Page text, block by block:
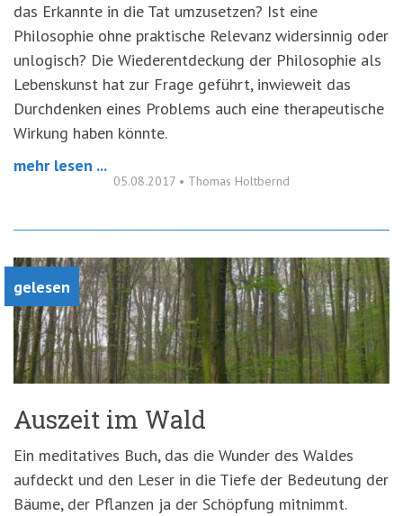
das Erkannte in die Tat umzusetzen? Ist eine
Philosophie ohne praktische Relevanz widersinnig oder
unlogisch? Die Wiederentdeckung der Philosophie als
Lebenskunst hat zur Frage geführt, inwieweit das
Durchdenken eines Problems auch eine therapeutische
Wirkung haben könnte.
mehr lesen ...
05.08.2017 • Thomas Holtbernd
gelesen
Auszeit im Wald
Ein meditatives Buch, das die Wunder des Waldes
aufdeckt und den Leser in die Tiefe der Bedeutung der
Bäume, der Pflanzen ja der Schöpfung mitnimmt.